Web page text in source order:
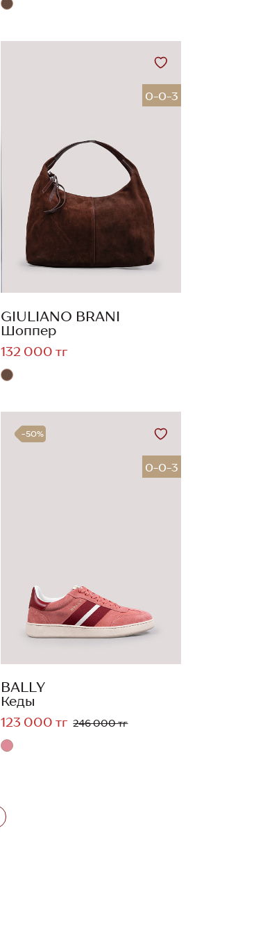
0-0-3
GIULIANO BRANI
Шоппер
132 000 тг
-50%
0-0-3
BALLY
Кеды
123 000 тг 246 000 тг